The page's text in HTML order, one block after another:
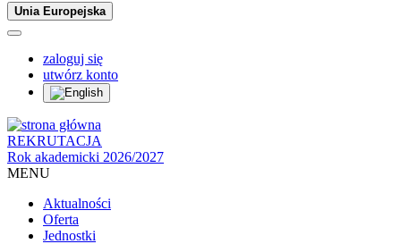
Unia Europejska
zaloguj się
utwórz konto
REKRUTACJA
Rok akademicki 2026/2027
MENU
Aktualności
Oferta
Jednostki